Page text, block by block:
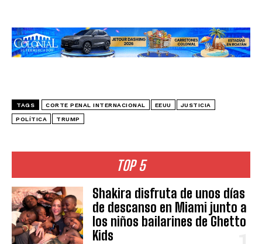
TOP 5
Shakira disfruta de unos días
de descanso en Miami junto a
los niños bailarines de Ghetto
Kids
TAGS CORTE PENAL INTERNACIONAL EEUU JUSTICIA
POLÍTICA TRUMP